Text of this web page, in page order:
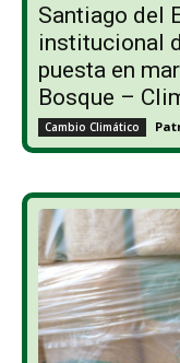
Santiago del
institucional
puesta en
Bosque –
Cambio Climático